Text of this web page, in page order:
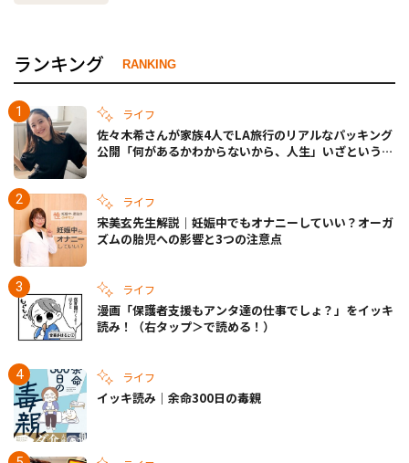
ランキング RANKING
ライフ
佐々木希さんが家族4人でLA旅行のリアルなパッキング
公開「何があるかわからないから、人生」いざというと
ライフ
宋美玄先生解説｜妊娠中でもオナニーしていい？オーガ
ズムの胎児への影響と3つの注意点
ライフ
漫画「保護者支援もアンタ達の仕事でしょ？」をイッキ
読み！（右タップ＞で読める！）
ライフ
イッキ読み｜余命300日の毒親